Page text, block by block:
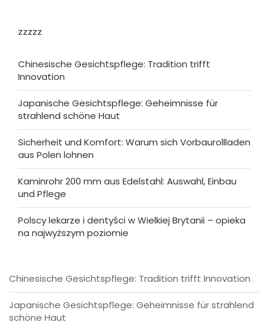
zzzzz
Chinesische Gesichtspflege: Tradition trifft
Innovation
Japanische Gesichtspflege: Geheimnisse für
strahlend schöne Haut
Sicherheit und Komfort: Warum sich Vorbaurollladen
aus Polen lohnen
Kaminrohr 200 mm aus Edelstahl: Auswahl, Einbau
und Pflege
Polscy lekarze i dentyści w Wielkiej Brytanii – opieka
na najwyższym poziomie
Chinesische Gesichtspflege: Tradition trifft Innovation
Japanische Gesichtspflege: Geheimnisse für strahlend
schöne Haut